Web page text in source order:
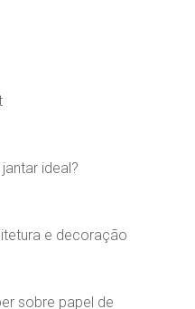
ideal?
e decoração
sobre papel de